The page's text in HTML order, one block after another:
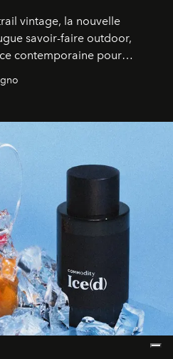
vintage, la nouvelle
savoir-faire outdoor,
contemporaine pour
du quotidien.